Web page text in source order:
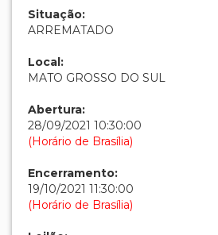
Situação:
ARREMATADO
Local:
MATO GROSSO DO SUL
Abertura:
28/09/2021 10:30:00
(Horário de Brasília)
Encerramento:
19/10/2021 11:30:00
(Horário de Brasília)